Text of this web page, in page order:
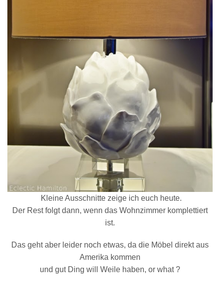
Kleine Ausschnitte zeige ich euch heute.
Der Rest folgt dann, wenn das Wohnzimmer komplettiert
ist.
Das geht aber leider noch etwas, da die Möbel direkt aus
Amerika kommen
und gut Ding will Weile haben, or what ?